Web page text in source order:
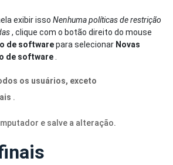
exibir isso Nenhuma políticas de restrição
, clique com o botão direito do mouse
de softwarepara selecionar Novas
de software
os usuários, exceto
.
e salve a alteração.